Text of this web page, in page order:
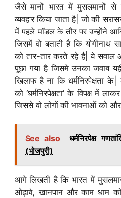
जैसे मानों भारत में मुसलमानों
व्यवहार किया जाता है| जो की
में पहले मॉडल के तौर पर उन्होंने
जिसमें वो बताती है कि योगीनाथ
को तार-तार करते रहे है| ये सवाल
पूछा गया है जिसमे उनका जवाब
खिलाफ है ना कि धर्मनिरपेक्षता के|
को ‘धर्मनिरपेक्षता’ के विपक्ष में
जिससे वो लोगों की भावनाओं को
See also
धर्मनिरपेक्ष
(भोजपुरी)
आगे लिखती है कि भारत में
ओढ़ावे, खानपान और काम धाम